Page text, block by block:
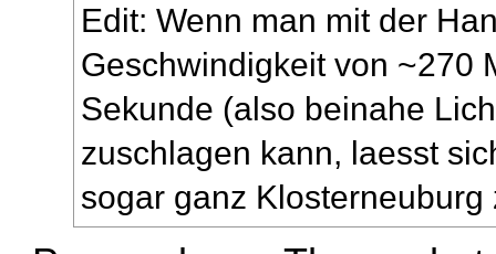
Edit: Wenn man mit der
Geschwindigkeit von ~270
Sekunde (also beinahe
zuschlagen kann, laesst
sogar ganz